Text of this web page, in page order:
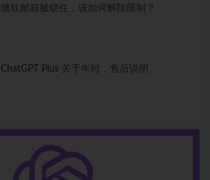
微软邮箱被锁住，该如何解除限制？
ChatGPT Plus 关于年付，售后说明